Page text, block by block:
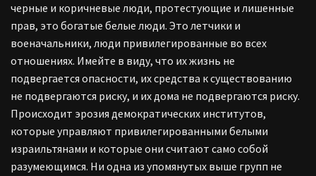
черные и коричневые люди, протестующие и лишенные
прав, это богатые белые люди. Это летчики и
военачальники, люди привилегированные во всех
отношениях. Имейте в виду, что их жизнь не
подвергается опасности, их средства к существованию
не подвергаются риску, и их дома не подвергаются риску.
Происходит эрозия демократических институтов,
которые управляют привилегированными белыми
израильтянами и которые они считают само собой
разумеющимся. Ни одна из упомянутых выше групп не